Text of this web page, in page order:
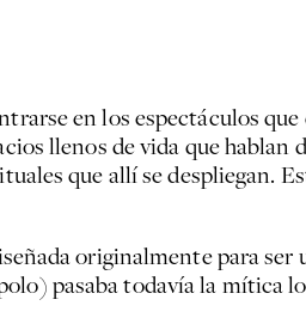
en los espectáculos
llenos de vida que
que allí se despliegan.
originalmente para ser
pasaba todavía la mítica